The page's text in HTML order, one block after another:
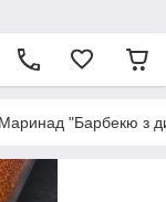
Маринад "Барбекю з